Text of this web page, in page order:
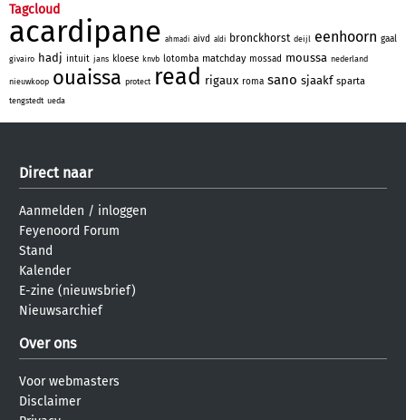
Tagcloud
acardipane ahmadi aivd aldi bronckhorst deijl eenhoorn gaal
givairo hadj intuit jans kloese knvb lotomba matchday mossad moussa nederland
nieuwkoop ouaissa protect read rigaux roma sano sjaakf sparta
tengstedt ueda
Direct naar
Aanmelden / inloggen
Feyenoord Forum
Stand
Kalender
E-zine (nieuwsbrief)
Nieuwsarchief
Over ons
Voor webmasters
Disclaimer